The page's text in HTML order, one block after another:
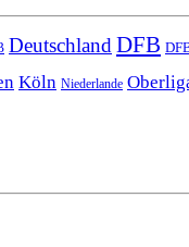
Deutschland DFB
Köln Niederlande